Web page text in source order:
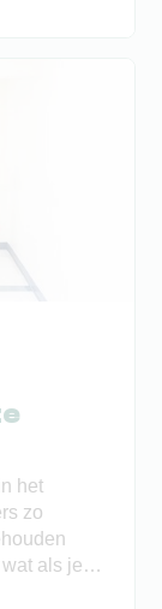
het
zo
als je
Tips en